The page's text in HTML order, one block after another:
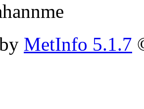
MetInfo 5.1.7